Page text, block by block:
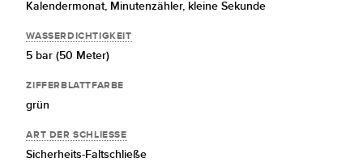
Kalendermonat, Minutenzähler, kleine Sekunde
WASSERDICHTIGKEIT
5 bar (50 Meter)
ZIFFERBLATTFARBE
grün
ART DER SCHLIESSE
Sicherheits-Faltschließe